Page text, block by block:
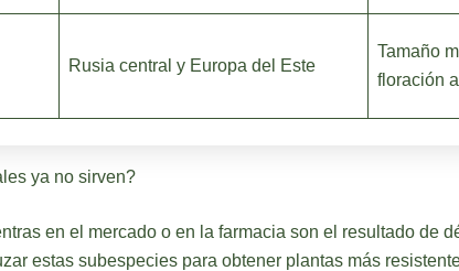
Rusia central y Europa del Este
Tamaño
floración
ya no sirven?
en el mercado o en la farmacia son el resultado de
estas subespecies para obtener plantas más